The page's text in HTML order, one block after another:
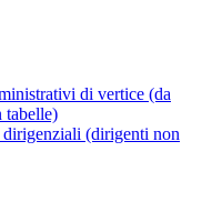
di vertice (da
tabelle)
(dirigenti non